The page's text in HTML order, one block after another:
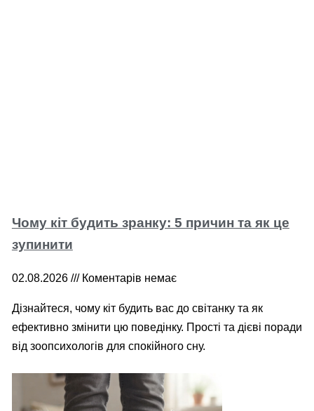
Чому кіт будить зранку: 5 причин та як це
зупинити
02.08.2026 Коментарів немає
Дізнайтеся, чому кіт будить вас до світанку та як
ефективно змінити цю поведінку. Прості та дієві поради
від зоопсихологів для спокійного сну.